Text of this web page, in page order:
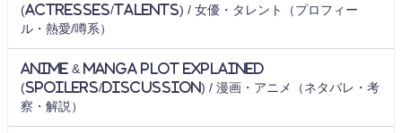
(Actresses/Talents) / 女優・タレント（プロフィー
ル・熱愛/噂系）
Anime & Manga Plot Explained
(Spoilers/Discussion) / 漫画・アニメ（ネタバレ・考
察・解説）